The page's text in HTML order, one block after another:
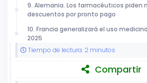
9. Alemania. Los farmacéuticos piden
descuentos por pronto pago
10. Francia generalizará el uso
2025
Tiempo de lectura: 2 minutos
Compartir